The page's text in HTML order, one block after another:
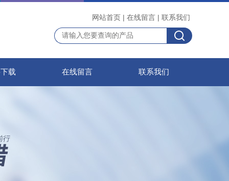
网站首页 | 在线留言 | 联系我们
载 在线留言 联系我们